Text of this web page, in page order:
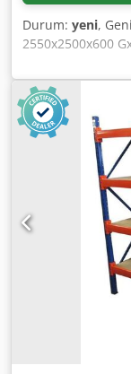
Durum: yeni,
2550x2500x600
2550 x Y 2500 x
dağıtılmış yük
#-#-# Temel
600x2500mm
dahil, plasti̇k
çapraz çubuk
2430x545mm,